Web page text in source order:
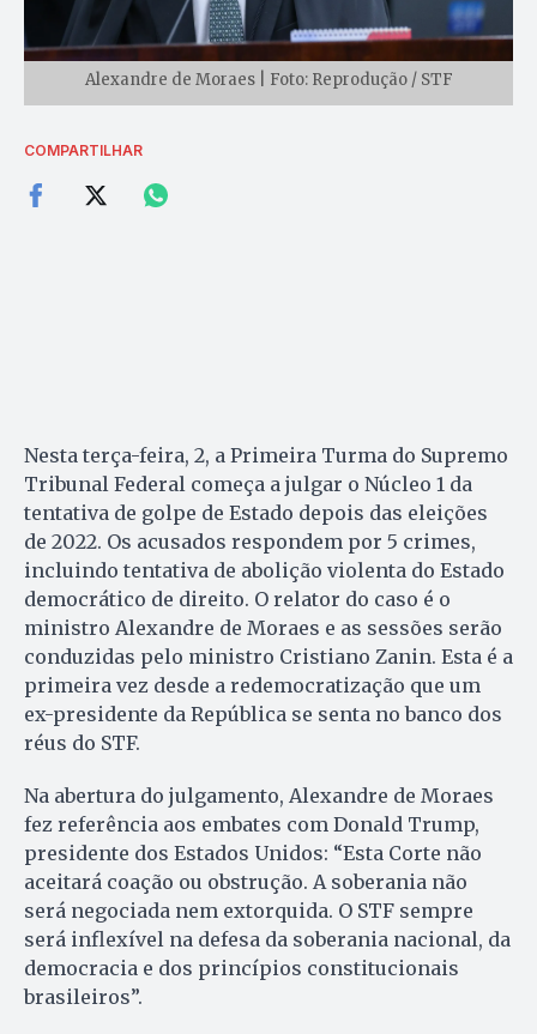
Alexandre de Moraes | Foto: Reprodução / STF
COMPARTILHAR
Nesta terça-feira, 2, a Primeira Turma do Supremo
Tribunal Federal começa a julgar o Núcleo 1 da
tentativa de golpe de Estado depois das eleições
de 2022. Os acusados respondem por 5 crimes,
incluindo tentativa de abolição violenta do Estado
democrático de direito. O relator do caso é o
ministro Alexandre de Moraes e as sessões serão
conduzidas pelo ministro Cristiano Zanin. Esta é a
primeira vez desde a redemocratização que um
ex-presidente da República se senta no banco dos
réus do STF.
Na abertura do julgamento, Alexandre de Moraes
fez referência aos embates com Donald Trump,
presidente dos Estados Unidos: “Esta Corte não
aceitará coação ou obstrução. A soberania não
será negociada nem extorquida. O STF sempre
será inflexível na defesa da soberania nacional, da
democracia e dos princípios constitucionais
brasileiros”.